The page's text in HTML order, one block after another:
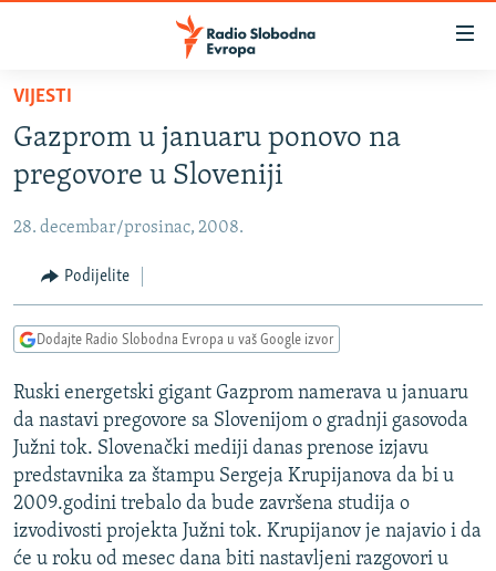
Pređite
glavni
sadržaj
Pređite
na
navigaciju
Pređite
na
BOSNA I HERCEGOVINA
SRBIJA
KOSOVO
CRNA GORA
VIDEO
FOTOGALERIJE
INFOGRAFIKE
PODCASTI
RAT U UKRAJINI
KINA NA BALKANU
RSE PRIČE IZ SVIJETA
ISPRIČAJ MI
DNEVNO@RSE
VIJESTI
Gazprom u januaru ponovo na
pregovore u Sloveniji
28. decembar/prosinac, 2008.
Podijelite
Dodajte Radio Slobodna Evropa u vaš Google izvor
Ruski energetski gigant Gazprom namerava u januaru
da nastavi pregovore sa Slovenijom o gradnji gasovoda
Južni tok. Slovenački mediji danas prenose izjavu
predstavnika za štampu Sergeja Krupijanova da bi u
2009.godini trebalo da bude završena studija o
izvodivosti projekta Južni tok. Krupijanov je najavio i da
će u roku od mesec dana biti nastavljeni razgovori u